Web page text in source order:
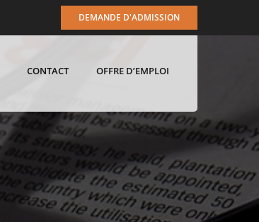
DEMANDE D'ADMISSION
CONTACT OFFRE D’EMPLOI